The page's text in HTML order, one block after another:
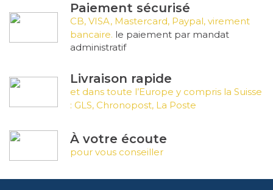
Paiement sécurisé
CB, VISA, Mastercard, Paypal, virement
bancaire. le paiement par mandat
administratif
Livraison rapide
et dans toute l’Europe y compris la Suisse
: GLS, Chronopost, La Poste
À votre écoute
pour vous conseiller